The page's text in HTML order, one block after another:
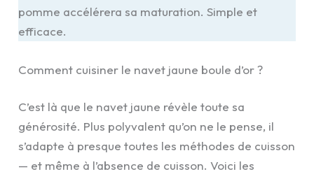
pomme accélérera sa maturation. Simple et
efficace.
Comment cuisiner le navet jaune boule d’or ?
C’est là que le navet jaune révèle toute sa
générosité. Plus polyvalent qu’on ne le pense, il
s’adapte à presque toutes les méthodes de cuisson
— et même à l’absence de cuisson. Voici les